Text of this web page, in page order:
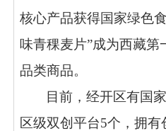
核心产品获得国家绿色
味青稞麦片”成为西藏
品类商品。
目前，经开区有国
区级双创平台5个，拥